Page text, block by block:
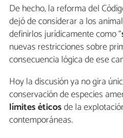
De hecho, la reforma del
dejó de considerar a los
definirlos jurídicamente como “
nuevas restricciones sobre
consecuencia lógica de ese
Hoy la discusión ya no gira
conservación de especies
límites éticosde la
contemporáneas.